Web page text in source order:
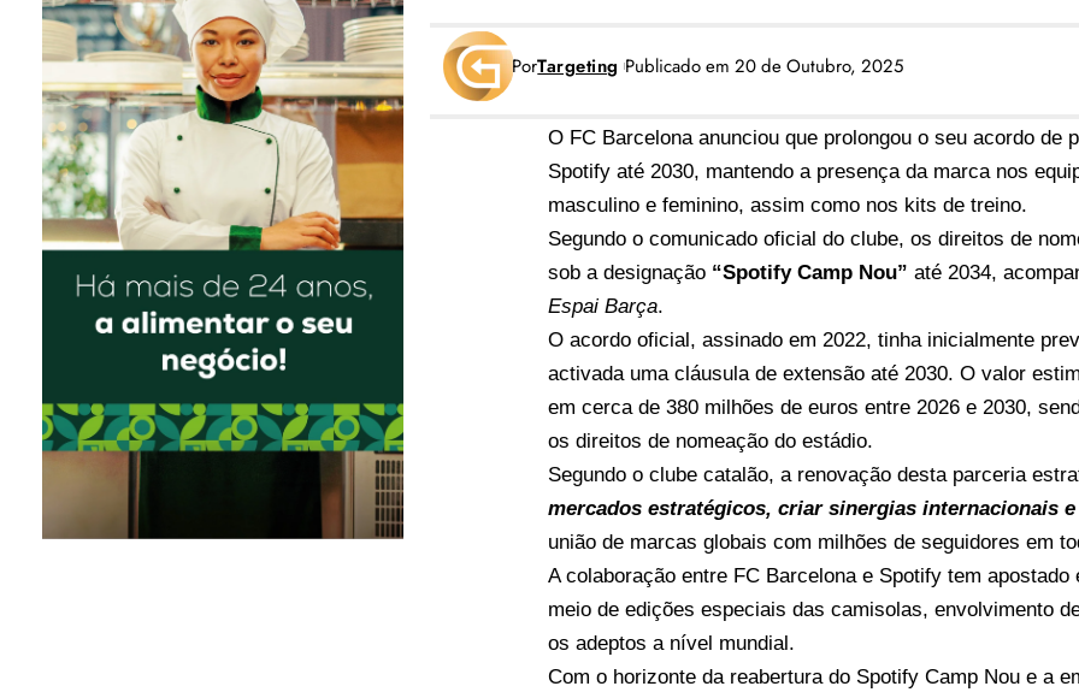
PorTargeting Publicado em 20 de Outubro, 2025
O FC Barcelonaanunciou que prolongou o seu acordo de
Spotifyaté 2030, mantendo a presença da marca nos
masculino e feminino, assim como nos kits de treino.
Segundo o comunicado oficial do clube, os direitos de
sob a designação “Spotify Camp Nou” até 2034,
Espai Barça.
O acordo oficial, assinado em 2022, tinha inicialmente
activada uma cláusula de extensão até 2030. O valor
em cerca de 380 milhões de euros entre 2026 e 2030,
os direitos de nomeação do estádio.
Segundo o clube catalão, a renovação desta parceria
mercados estratégicos, criar sinergias internacionais
união de marcas globais com milhões de seguidores em
A colaboração entre FC Barcelona e Spotify tem
meio de edições especiais das camisolas, envolvimento
os adeptos a nível mundial.
Com o horizonte da reabertura do Spotify Camp Nou e a